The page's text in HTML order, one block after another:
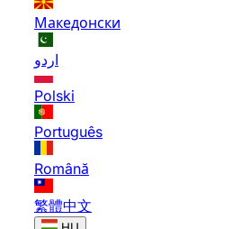
Македонски
اردو
Polski
Português
Română
繁體中文